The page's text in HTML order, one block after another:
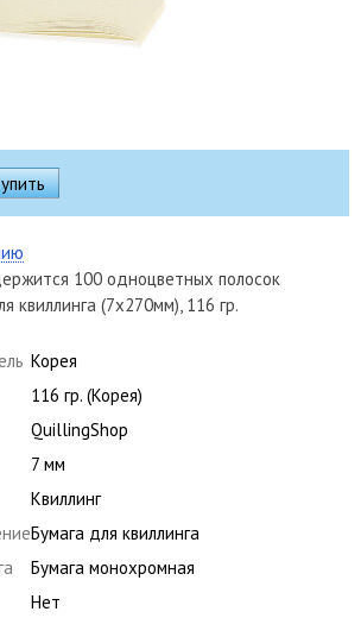
100 одноцветных полосок
квиллинга (7х270мм), 116 гр.
Корея
116 гр. (Корея)
QuillingShop
7 мм
Квиллинг
Бумага для квиллинга
Бумага монохромная
Нет